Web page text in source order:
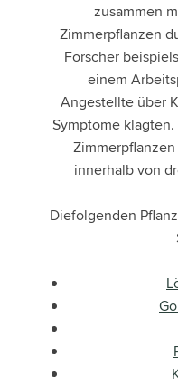
zusammen
Zimmerpflanzen
Forscher
einem
Angestellte über
Symptome
innerhalb von
Diefolgenden